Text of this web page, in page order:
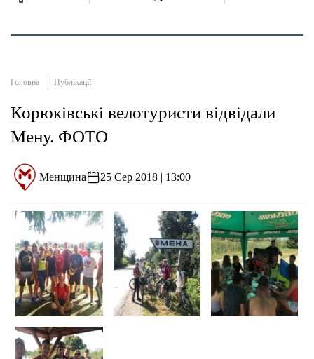
Головна Публікації
Корюківські велотуристи відвідали
Мену. ФОТО
Менщина 25 Сер 2018 | 13:00